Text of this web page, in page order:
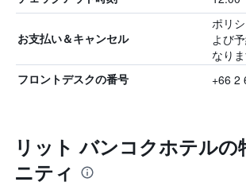
お支払い＆キャンセル
ポリ
よび
なりま
フロントデスクの番号 +66 2
リット バンコクホテルの
ニティ